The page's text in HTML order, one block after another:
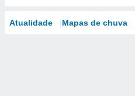
Atualidade Mapas de chuva